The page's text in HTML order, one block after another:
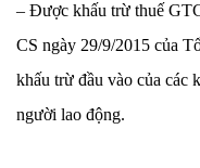
– Được khấu trừ thuế
CS ngày 29/9/2015 của
khấu trừ đầu vào của các
người lao động.